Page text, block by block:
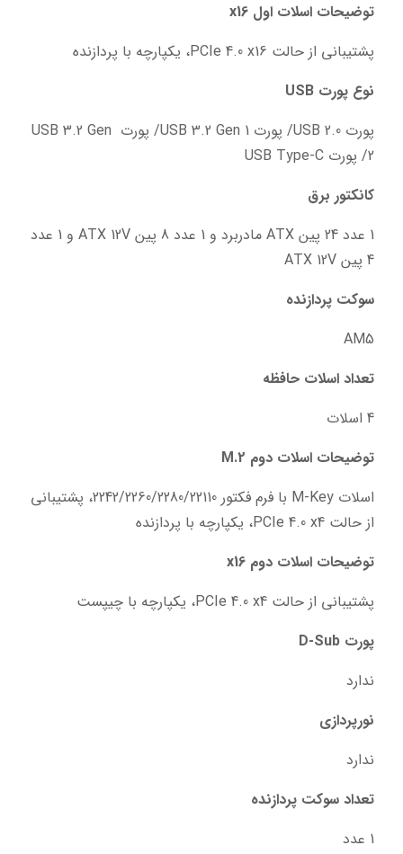
توضیحات اسلات اول x16
پشتیبانی از حالت PCIe 4.0 x16، یکپارچه با پردازنده
نوع پورت USB
پورت USB 2.0/ پورت USB 3.2 Gen 1/ پورت USB 3.2 Gen
2/ پورت USB Type-C
کانکتور برق
4 پین ATX 12V
سوکت پردازنده
AM5
تعداد اسلات حافظه
4 اسلات
توضیحات اسلات دوم M.2
از حالت PCIe 4.0 x4، یکپارچه با پردازنده
توضیحات اسلات دوم x16
پشتیبانی از حالت PCIe 4.0 x4، یکپارچه با چیپست
پورت D-Sub
ندارد
نورپردازی
ندارد
تعداد سوکت پردازنده
1 عدد